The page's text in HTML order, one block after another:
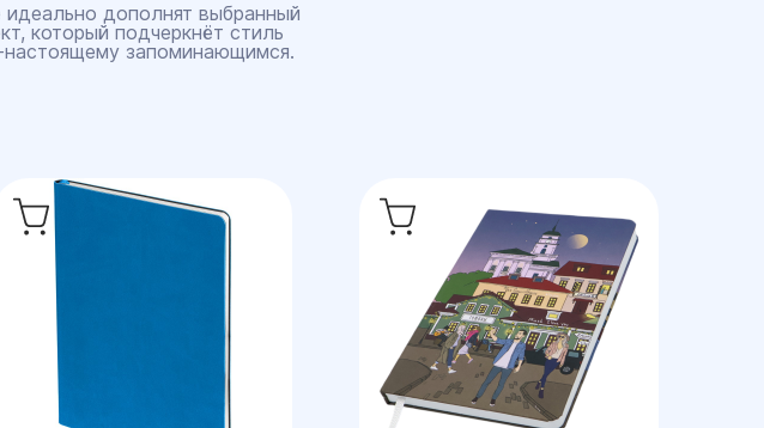
дополнят выбранный
который подчеркнёт стиль
запоминающимся.